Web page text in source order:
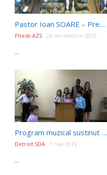
Pastor Ioan SOARE – Predica Sabat dimineata 720P_1
Pitesti AZS 26 decembrie 2015
...
Program muzical sustinut de elevii scolii elementare adventiste din Ann Arbor,Michigan
Detroit SDA 7 mai 2015
...